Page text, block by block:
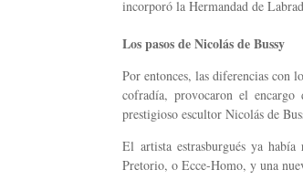
incorporó la Hermandad de
Los pasos de Nicolás de Bussy
Por entonces, las diferencias con
cofradía, provocaron el
prestigioso escultor Nicolás de
El artista estrasburgués ya
Pretorio, o Ecce-Homo, y una